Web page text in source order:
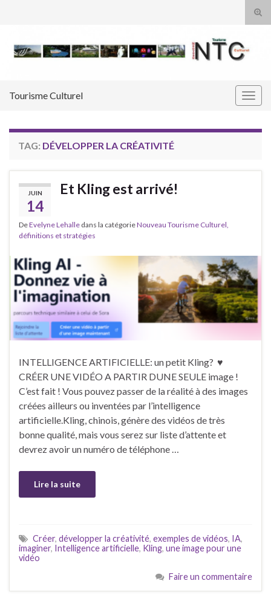
Tourisme Culturel
TAG: DÉVELOPPER LA CRÉATIVITÉ
JUIN
14
Et Kling est arrivé!
DeEvelyne Lehalle dans la catégorieNouveau Tourisme Culturel,
définitions et stratégies
INTELLIGENCE ARTIFICIELLE: un petit Kling? ♥
CRÉER UNE VIDÉO A PARTIR DUNE SEULE image !
C’est fait ! Vous pouvez passer de la réalité à des images
créées ailleurs ou inventées par l’intelligence
artificielle.Kling, chinois, génère des vidéos de très
bonne qualité, mais vous serez sur liste d’attente et
devrez avoir un numéro de téléphone …
Lire la suite
Créer, développer la créativité, exemples de vidéos, IA,
imaginer, Intelligence artificielle, Kling, une image pour une
vidéo
Faire un commentaire